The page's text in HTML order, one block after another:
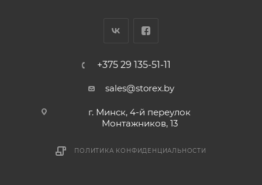
+375 29 135-51-11
sales@storex.by
г. Минск, 4-й переулок
Монтажников, 13
ПОЛИТИКА КОНФИДЕНЦИАЛЬНОСТИ